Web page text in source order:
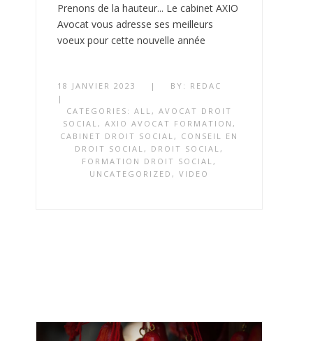
Prenons de la hauteur... Le cabinet AXIO
Avocat vous adresse ses meilleurs
voeux pour cette nouvelle année
18 JANVIER 2023 | BY: REDAC
|
CATEGORIES:ALL ,AVOCAT DROIT
SOCIAL , AXIO AVOCAT FORMATION ,
CABINET DROIT SOCIAL , CONSEIL EN
DROIT SOCIAL , DROIT SOCIAL ,
FORMATION DROIT SOCIAL ,
UNCATEGORIZED ,VIDEO